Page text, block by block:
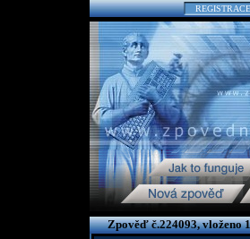
REGISTRACE
Zpověď č.224093, vloženo